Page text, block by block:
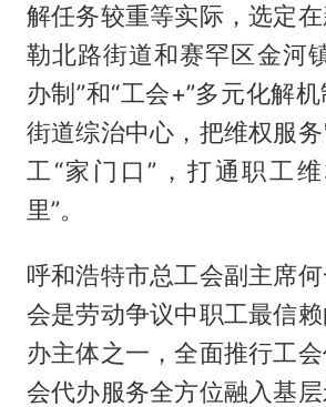
解任务较重等实际，选定
勒北路街道和赛罕区金河
办制”和“工会+”多元化解机
街道综治中心，把维权服
工“家门口”，打通职工
里”。
呼和浩特市总工会副主席
会是劳动争议中职工最信
办主体之一，全面推行工
会代办服务全方位融入基层